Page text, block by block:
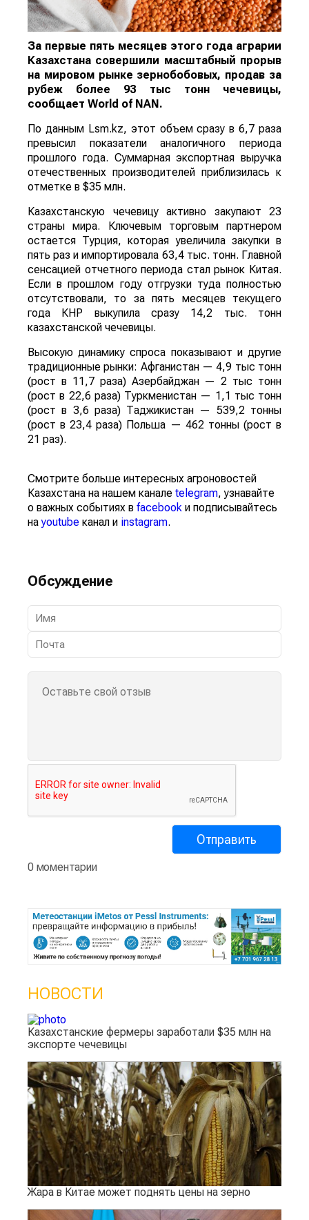
За первые пять месяцев этого года аграрии
Казахстана совершили масштабный прорыв
на мировом рынке зернобобовых, продав за
рубеж более 93 тыс тонн чечевицы,
сообщает World of NAN .
По данным Lsm.kz, этот объем сразу в 6,7 раза
превысил показатели аналогичного периода
прошлого года. Суммарная экспортная выручка
отечественных производителей приблизилась к
отметке в $35 млн.
Казахстанскую чечевицу активно закупают 23
страны мира. Ключевым торговым партнером
остается Турция, которая увеличила закупки в
пять раз и импортировала 63,4 тыс. тонн. Главной
сенсацией отчетного периода стал рынок Китая.
Если в прошлом году отгрузки туда полностью
отсутствовали, то за пять месяцев текущего
года КНР выкупила сразу 14,2 тыс. тонн
казахстанской чечевицы.
Высокую динамику спроса показывают и другие
традиционные рынки: Афганистан — 4,9 тыс тонн
(рост в 11,7 раза) Азербайджан — 2 тыс тонн
(рост в 22,6 раза) Туркменистан — 1,1 тыс тонн
(рост в 3,6 раза) Таджикистан — 539,2 тонны
(рост в 23,4 раза) Польша — 462 тонны (рост в
21 раз).
Смотрите больше интересных агроновостей
Казахстана на нашем канале telegram, узнавайте
о важных событиях в facebook и подписывайтесь
наyoutube канал и instagram.
Обсуждение
0 моментарии
НОВОСТИ
Казахстанские фермеры заработали $35 млн на
экспорте чечевицы
Жара в Китае может поднять цены на зерно